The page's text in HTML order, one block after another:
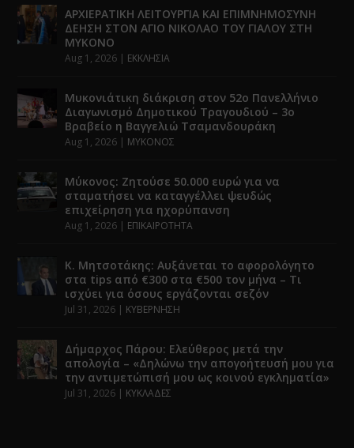
ΑΡΧΙΕΡΑΤΙΚΗ ΛΕΙΤΟΥΡΓΙΑ ΚΑΙ ΕΠΙΜΝΗΜΟΣΥΝΗ
ΔΕΗΣΗ ΣΤΟΝ ΑΓΙΟ ΝΙΚΟΛΑΟ ΤΟΥ ΓΙΑΛΟΥ ΣΤΗ
ΜΥΚΟΝΟ
Aug 1, 2026 | ΕΚΚΛΗΣΙΑ
Μυκονιάτικη διάκριση στον 52ο Πανελλήνιο
Διαγωνισμό Δημοτικού Τραγουδιού – 3ο
Βραβείο η Βαγγελιώ Τσαμανδουράκη
Aug 1, 2026 | ΜΥΚΟΝΟΣ
Μύκονος: Ζητούσε 50.000 ευρώ για να
σταματήσει να καταγγέλλει ψευδώς
επιχείρηση για ηχορύπανση
Aug 1, 2026 | ΕΠΙΚΑΙΡΟΤΗΤΑ
Κ. Μητσοτάκης: Αυξάνεται το αφορολόγητο
στα tips από €300 στα €500 τον μήνα – Τι
ισχύει για όσους εργάζονται σεζόν
Jul 31, 2026 | ΚΥΒΕΡΝΗΣΗ
Δήμαρχος Πάρου: Ελεύθερος μετά την
απολογία – «Δηλώνω την απογοήτευσή μου για
την αντιμετώπισή μου ως κοινού εγκληματία»
Jul 31, 2026 | ΚΥΚΛΑΔΕΣ